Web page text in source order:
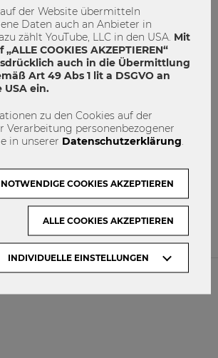
exzellenten Lehrenden
es 2022?
der Website übermitteln
Daten auch an Anbieter in
zählt YouTube, LLC in den USA. Mit
COOKIES AKZEPTIEREN“
auch in die Übermittlung
Art 49 Abs 1 lit a DSGVO an
ein.
zu den Cookies auf der
Verarbeitung personenbezogener
in unserer Datenschutzerklärung
INDIVIDUELLE EINSTELLUNGEN
COOKIES AKZEPTIEREN
ALLE COOKIES AKZEPTIEREN